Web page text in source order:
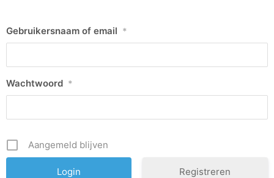
Gebruikersnaam of email *
Wachtwoord *
Aangemeld blijven
Registreren